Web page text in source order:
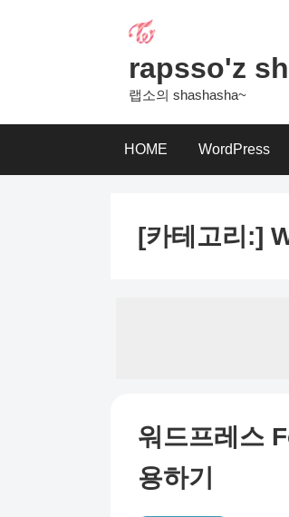
rapsso'z
랩소의 shashasha~
HOME WordPress
[카테고리:]
워드프레스
용하기